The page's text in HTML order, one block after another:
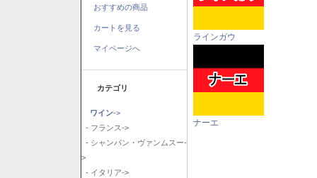
おすすめの商品
カートを見る
マイページへ
カテゴリ
ワイン->
- フランス->
- シャンパン・ヴァンムスー-
>
- イタリア->
ラインガウ
ナーエ